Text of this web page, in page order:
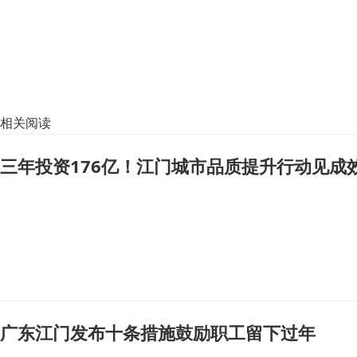
相关阅读
三年投资176亿！江门城市品质提升行动见成
广东江门发布十条措施鼓励职工留下过年